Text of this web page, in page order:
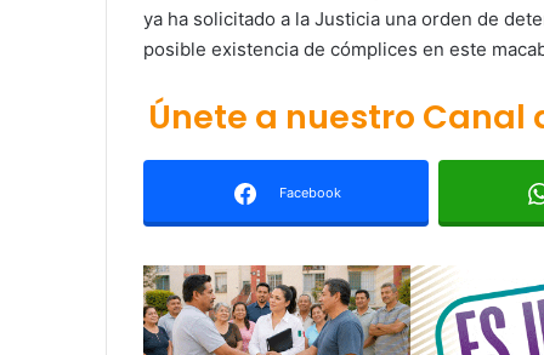
ya ha solicitado a la Justicia una orden de
posible existencia de cómplices en este
Únete a nuestro Canal
Facebook